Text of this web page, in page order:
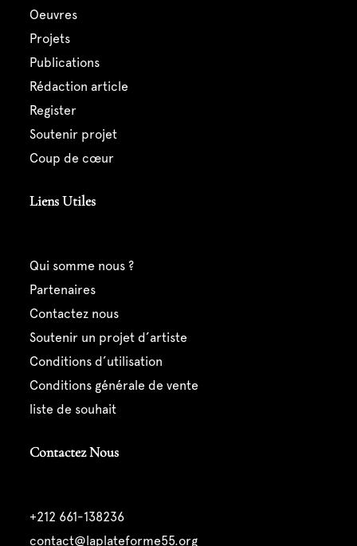
oeuvres
projets
publications
rédaction article
register
soutenir projet
coup de cœur
Liens Utiles
qui somme nous ?
partenaires
contactez nous
soutenir un projet d’artiste
conditions d’utilisation
conditions générale de vente
liste de souhait
Contactez Nous
+212 661-138236
contact@laplateforme55.org